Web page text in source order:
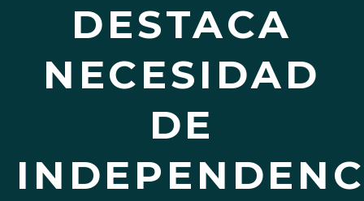
DESTACA
NECESIDAD
DE